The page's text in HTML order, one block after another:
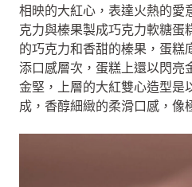
相映的大紅心，表達火熱的愛
克力與榛果製成巧克力軟糖蛋
的巧克力和香甜的榛果，蛋糕
添口感層次，蛋糕上還以閃亮
金堅，上層的大紅雙心造型是
成，香醇細緻的柔滑口感，像